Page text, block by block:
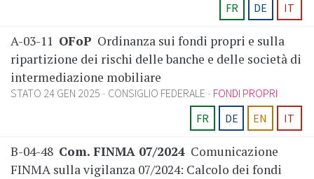
FR
DE IT
A-03-11 OFoP Ordinanza sui fondi propri e sulla
ripartizione dei rischi delle banche e delle società di
intermediazione mobiliare
STATO 24 GEN 2025 CONSIGLIO FEDERALE
FONDI PROPRI
FR
DE EN IT
B-04-48 Com. FINMA 07/2024 Comunicazione
FINMA sulla vigilanza 07/2024: Calcolo dei fondi